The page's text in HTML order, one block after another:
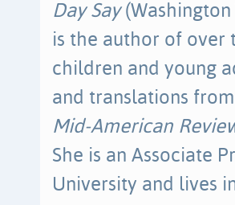
Day Say(Washington
is the author of over
children and young
and translations
Mid-American
She is an Associate
University and lives